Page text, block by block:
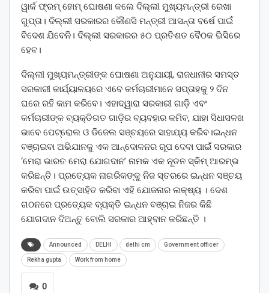
ୱାର୍କ ଫ୍ରମ୍‌ ହୋମ୍‌ ଘୋଷଣା କଲେ ଦିଲ୍ଲୀ ମୁଖ୍ୟମନ୍ତ୍ରୀ ରେଖା
ଗୁପ୍ତା। ଦିଲ୍ଲୀ ସରକାରର କୌଣସି ମନ୍ତ୍ରୀ ଆସନ୍ତା ବର୍ଷେ ପାଇଁ
ବିଦେଶ ଯିବେନି। ଦିଲ୍ଲୀ ସରକାରର ୫୦ ପ୍ରତିଶତ ବୈଠକ ଭିସିରେ
ହେବ।
ଦିଲ୍ଲୀ ମୁଖ୍ୟମନ୍ତ୍ରୀଙ୍କ ଘୋଷଣା ଅନୁଯାୟୀ, ରାଜଧାନୀର ସମସ୍ତ
ସରକାରୀ କାର୍ଯ୍ୟାଳୟରେ ଏବେ କର୍ମଚାରୀମାନେ ସପ୍ତାହକୁ ୨ ଦିନ
ଘରେ ରହି କାମ କରିବେ। ଏହାଦ୍ୱାରା ସରକାରୀ ଗାଡ଼ି ଏବଂ
କର୍ମଚାରୀଙ୍କ ବ୍ୟକ୍ତିଗତ ଗାଡ଼ିର ବ୍ୟବହାର କମିବ, ଯାହା ସିଧାସଳଖ
ଭାବେ ପେଟ୍ରୋଲ ଓ ଡିଜେଲ ସଞ୍ଚୟରେ ସାହାଯ୍ୟ କରିବ।ଇନ୍ଧନ
ବଞ୍ଚାଇବା ଅଭିଯାନକୁ ଏକ ଆନ୍ଦୋଳନର ରୂପ ଦେବା ପାଇଁ ସରକାର
‘ମେରା ଭାରତ ମେରା ଯୋଗଦାନ’ ନାମକ ଏକ ନୂତନ ସ୍କିମ୍ ଆରମ୍ଭ
କରିଛନ୍ତି। ପ୍ରତ୍ୟେକ ନାଗରିକଙ୍କୁ ନିଜ ସ୍ତରରେ ଇନ୍ଧନ ସଞ୍ଚୟ
କରିବା ପାଇଁ ଉତ୍ସାହିତ କରିବା ଏହି ଯୋଜନାର ଲକ୍ଷ୍ୟ । ଦେଶ
ଗଠନରେ ପ୍ରତ୍ୟେକ ବ୍ୟକ୍ତି ଇନ୍ଧନ ବଞ୍ଚାଇ ନିଜର କିଛି
ଯୋଗଦାନ ଦିଅନ୍ତୁ ବୋଲି ସରକାର ଆହ୍ବାନ କରିଛନ୍ତି ।
Announced DELHI delhi cm Government officer
Rekha gupta Work from home
0